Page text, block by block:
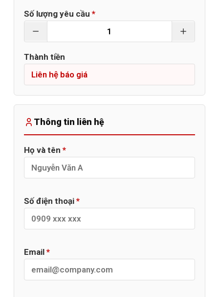
Số lượng yêu cầu *
Thành tiền
Thông tin liên hệ
Họ và tên *
Số điện thoại *
Email *